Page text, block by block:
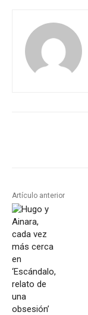
Artículo anterior